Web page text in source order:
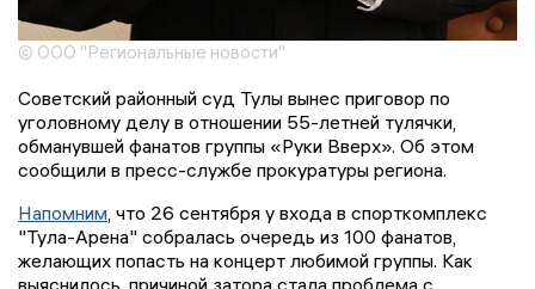
© ООО "Региональные новости"
Советский районный суд Тулы вынес приговор по
уголовному делу в отношении 55-летней тулячки,
обманувшей фанатов группы «Руки Вверх». Об этом
сообщили в пресс-службе прокуратуры региона.
Напомним, что 26 сентября у входа в спорткомплекс
"Тула-Арена" собралась очередь из 100 фанатов,
желающих попасть на концерт любимой группы. Как